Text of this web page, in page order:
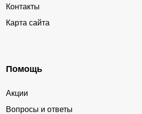
Контакты
Карта сайта
Помощь
Акции
Вопросы и ответы